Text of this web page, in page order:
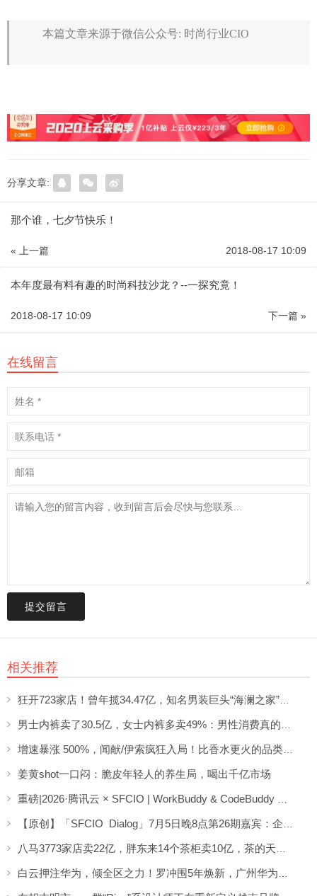
本篇文章来源于微信公众号: 时尚行业CIO
分享文章:
那个谁，七夕节快乐！
« 上一篇 2018-08-17 10:09
本年度最有料有趣的时尚科技沙龙？--一探究竟！
下一篇 »
2018-08-17 10:09
在线留言
提交留言
相关推荐
狂开723家店！曾年揽34.47亿，知名男装巨头“海澜之家”帮大牌卖尾货低调发财
男士内裤卖了30.5亿，女士内裤多卖49%：男性消费真的不如狗吗？
增速暴涨 500%，闻献/伊索疯狂入局！比香水更火的品类突然爆发了？
姜黄shot一口闷：脆皮年轻人的养生局，喝出千亿市场
重磅|2026·腾讯云 × SFCIO | WorkBuddy & CodeBuddy 企业数字化专场沙龙圆满举办！
【原创】「SFCIO Dialog」7月5日晚8点第26期嘉宾：企业AI顾问桂益龙老师分享《AI场景实战分享》
八马3773家店卖22亿，胖东来14个茶柜卖10亿，茶的天变了
白云押注华为，倾全区之力！罗冲围5年焕新，广州华为二期这回稳了？